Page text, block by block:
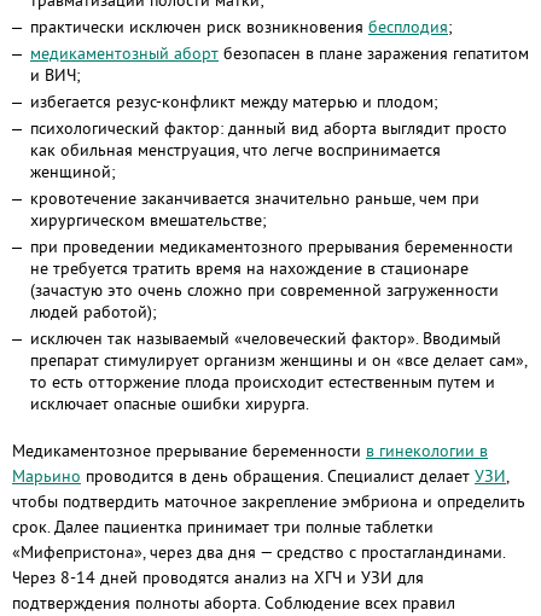
практически исключен риск возникновения бесплодия;
медикаментозный аборт безопасен в плане заражения гепатитом
и ВИЧ;
избегается резус-конфликт между матерью и плодом;
психологический фактор: данный вид аборта выглядит просто
как обильная менструация, что легче воспринимается
женщиной;
кровотечение заканчивается значительно раньше, чем при
хирургическом вмешательстве;
при проведении медикаментозного прерывания беременности
не требуется тратить время на нахождение в стационаре
(зачастую это очень сложно при современной загруженности
людей работой);
исключен так называемый «человеческий фактор». Вводимый
препарат стимулирует организм женщины и он «все делает сам»,
то есть отторжение плода происходит естественным путем и
исключает опасные ошибки хирурга.
Медикаментозное прерывание беременности в гинекологии в
Марьино проводится в день обращения. Специалист делает УЗИ,
чтобы подтвердить маточное закрепление эмбриона и определить
срок. Далее пациентка принимает три полные таблетки
«Мифепристона», через два дня — средство с простагландинами.
Через 8-14 дней проводятся анализ на ХГЧ и УЗИ для
подтверждения полноты аборта. Соблюдение всех правил